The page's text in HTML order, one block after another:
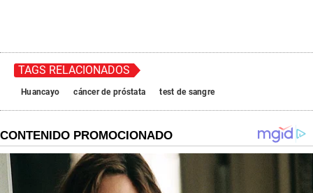
TAGS RELACIONADOS
Huancayo cáncer de próstata test de sangre